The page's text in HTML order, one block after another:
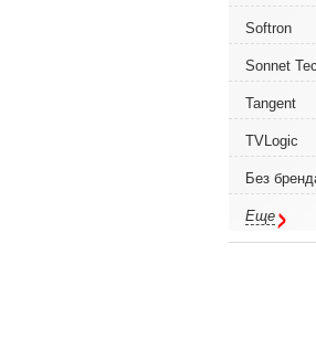
Softron
Sonnet
Tangent
TVLogic
Без
Еще